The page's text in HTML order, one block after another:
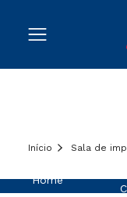
Home
Início Sala de